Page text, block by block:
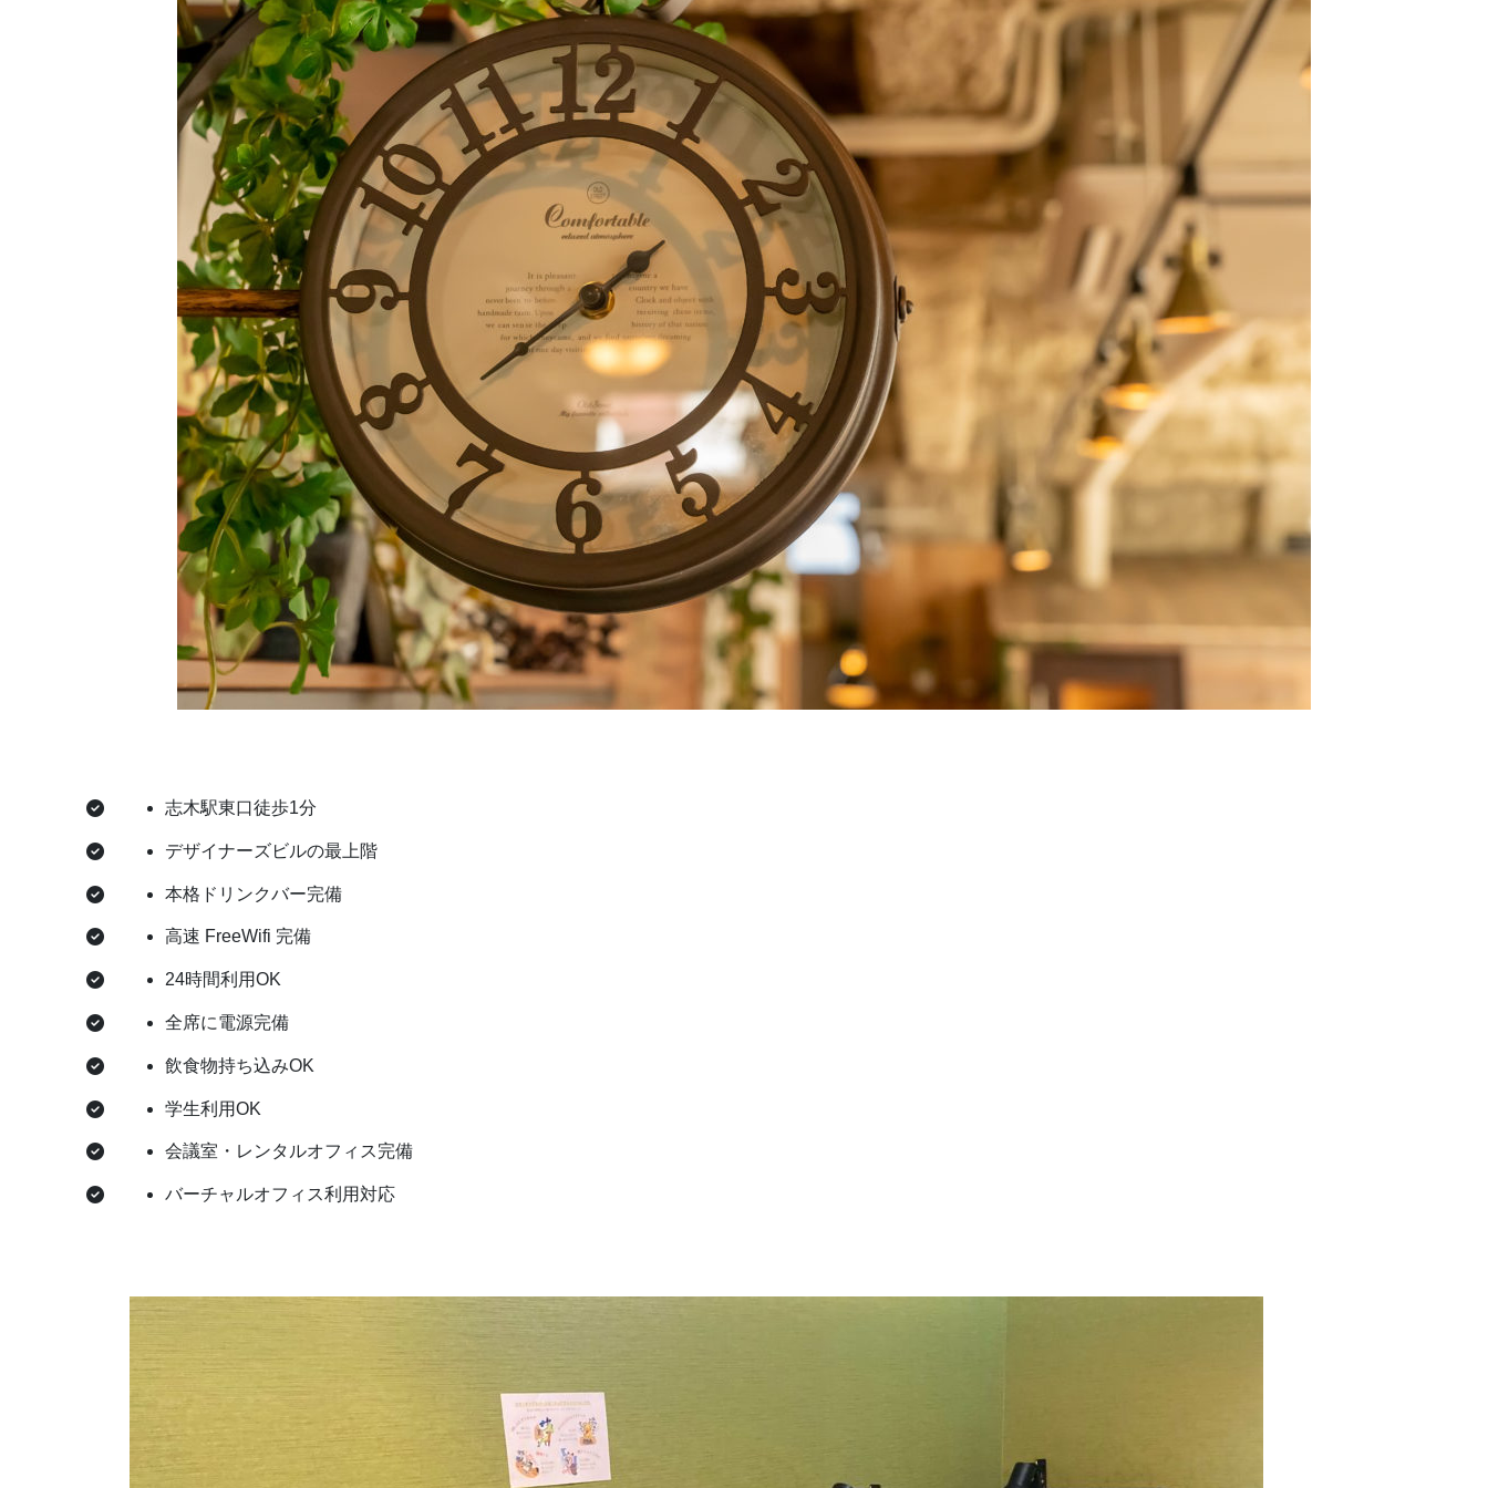
志木駅東口徒歩1分
デザイナーズビルの最上階
本格ドリンクバー完備
高速 FreeWifi 完備
24時間利用OK
全席に電源完備
飲食物持ち込みOK
学生利用OK
会議室・レンタルオフィス完備
バーチャルオフィス利用対応